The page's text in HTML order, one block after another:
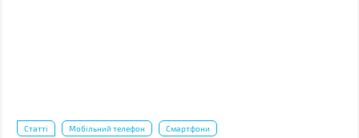
Статті Мобільний телефон Смартфони